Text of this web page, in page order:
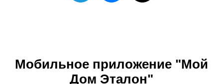
Мобильное приложение "Мой
Дом Эталон"